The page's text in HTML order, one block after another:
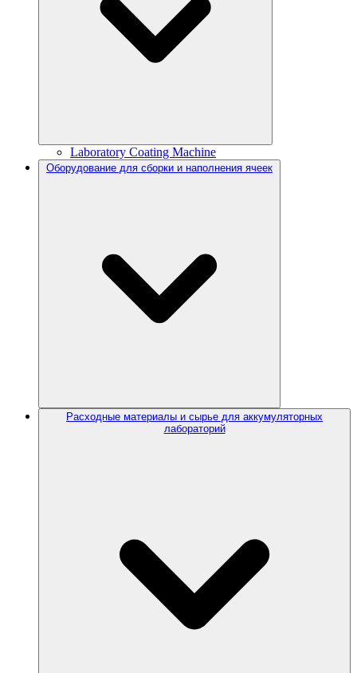
Laboratory Coating Machine
Оборудование для сборки и наполнения ячеек
Расходные материалы и сырье для аккумуляторных
лабораторий